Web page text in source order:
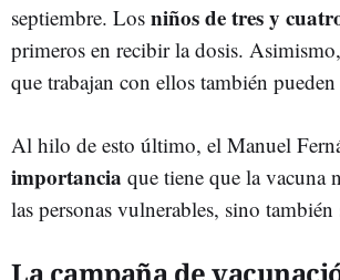
septiembre. Los niños de tres y
primeros en recibir la dosis.
que trabajan con ellos también
Al hilo de esto último, el Manuel
importancia que tiene que la vacuna
las personas vulnerables, sino